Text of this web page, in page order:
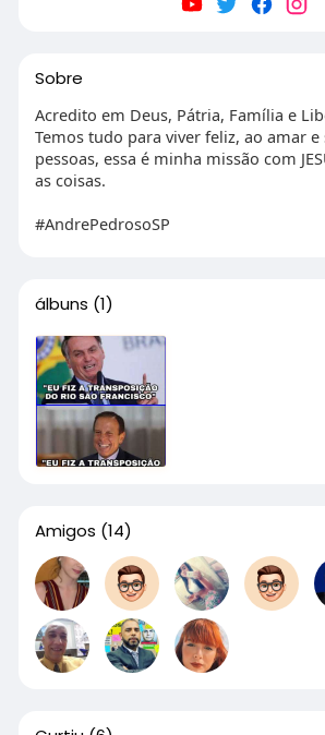
Sobre
Acredito em Deus, Pátria, Família e
Temos tudo para viver feliz, ao amar e
pessoas, essa é minha missão com
as coisas.
#AndrePedrosoSP
álbuns (1)
Amigos (14)